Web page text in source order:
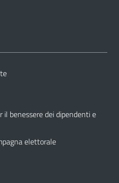
il benessere dei dipendenti e
elettorale